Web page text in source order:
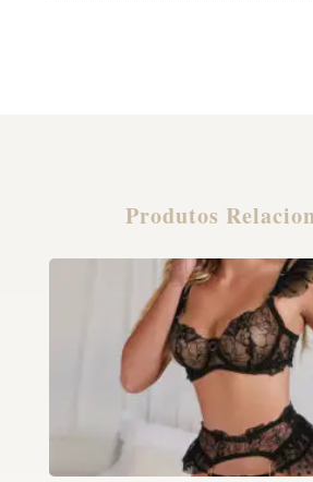
Produtos